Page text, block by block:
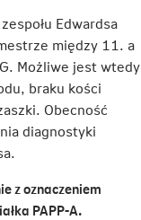
Edwardsa
między 11. a
Możliwe jest wtedy
braku kości
Obecność
diagnostyki
z oznaczeniem
PAPP-A.